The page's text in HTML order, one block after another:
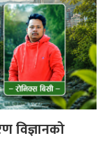
विज्ञानको